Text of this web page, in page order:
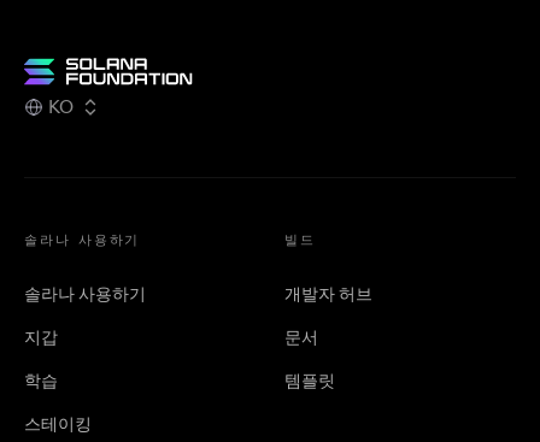
KO
솔라나 사용하기
솔라나 사용하기
지갑
학습
스테이킹
빌드
개발자 허브
문서
템플릿